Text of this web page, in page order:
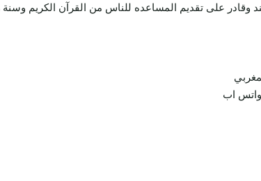
على تقديم المساعده للناس من القرآن الكريم
اب